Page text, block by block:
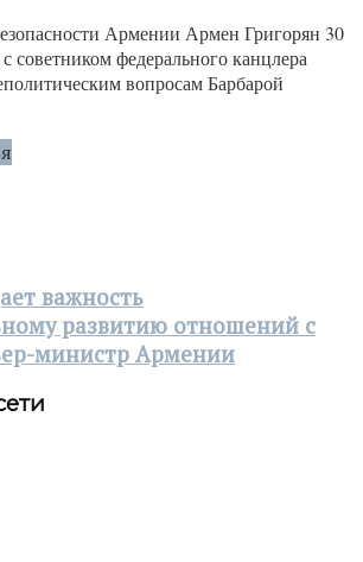
Армении Армен Григорян 30
советником федерального канцлера
вопросам Барбарой
важность
развитию отношений с
министр Армении